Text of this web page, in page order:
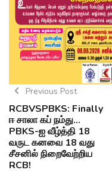
Previous Post
RCBVSPBKS: Finally
ஈ சாலா கப் நம்து...
PBKS-ஐ வீழ்த்தி 18
வருட கனவை 18 வது
சீசனில் நிறைவேற்றிய
RCB!